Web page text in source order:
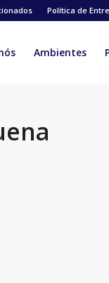
Política de
Ambientes